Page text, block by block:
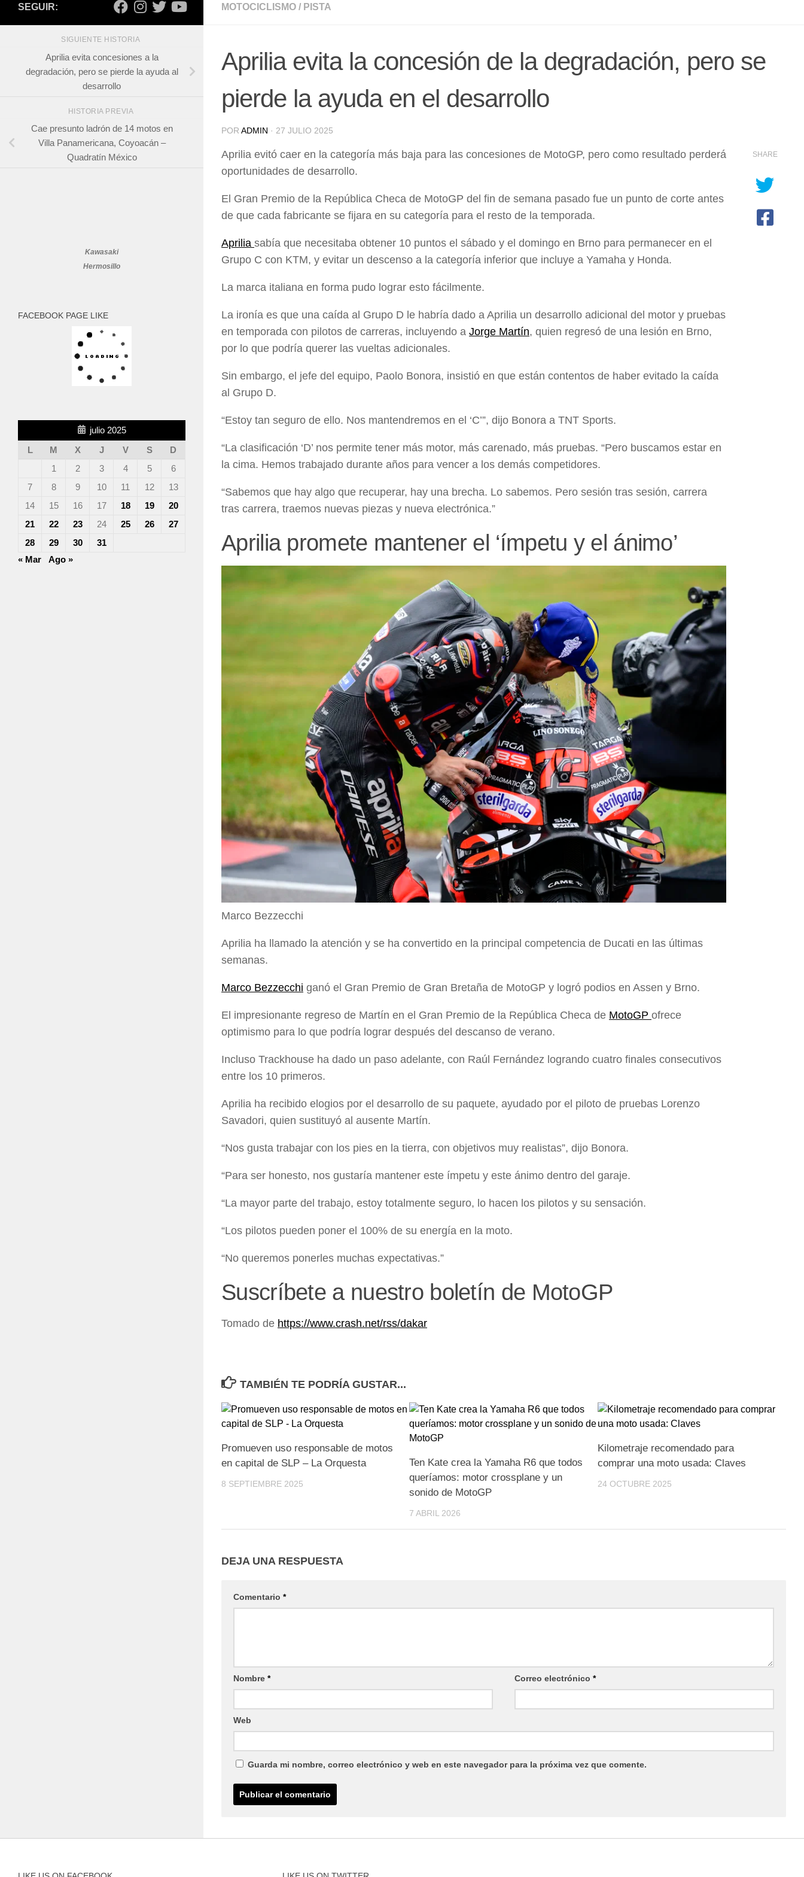
MOTOCICLISMO / PISTA
Aprilia evita la concesión de la degradación, pero se
pierde la ayuda en el desarrollo
POR ADMIN · 27 JULIO 2025
Aprilia evitó caer en la categoría más baja para las concesiones de MotoGP, pero como resultado perderá
oportunidades de desarrollo.
El Gran Premio de la República Checa de MotoGP del fin de semana pasado fue un punto de corte antes
de que cada fabricante se fijara en su categoría para el resto de la temporada.
Aprilia sabía que necesitaba obtener 10 puntos el sábado y el domingo en Brno para permanecer en el
Grupo C con KTM, y evitar un descenso a la categoría inferior que incluye a Yamaha y Honda.
La marca italiana en forma pudo lograr esto fácilmente.
La ironía es que una caída al Grupo D le habría dado a Aprilia un desarrollo adicional del motor y pruebas
en temporada con pilotos de carreras, incluyendo a Jorge Martín, quien regresó de una lesión en Brno,
por lo que podría querer las vueltas adicionales.
Sin embargo, el jefe del equipo, Paolo Bonora, insistió en que están contentos de haber evitado la caída
al Grupo D.
“Estoy tan seguro de ello. Nos mantendremos en el ‘C’”, dijo Bonora a TNT Sports.
“La clasificación ‘D’ nos permite tener más motor, más carenado, más pruebas. “Pero buscamos estar en
la cima. Hemos trabajado durante años para vencer a los demás competidores.
“Sabemos que hay algo que recuperar, hay una brecha. Lo sabemos. Pero sesión tras sesión, carrera
tras carrera, traemos nuevas piezas y nueva electrónica.”
Aprilia promete mantener el ‘ímpetu y el ánimo’
Marco Bezzecchi
Aprilia ha llamado la atención y se ha convertido en la principal competencia de Ducati en las últimas
semanas.
Marco Bezzecchi ganó el Gran Premio de Gran Bretaña de MotoGP y logró podios en Assen y Brno.
El impresionante regreso de Martín en el Gran Premio de la República Checa de MotoGP ofrece
optimismo para lo que podría lograr después del descanso de verano.
Incluso Trackhouse ha dado un paso adelante, con Raúl Fernández logrando cuatro finales consecutivos
entre los 10 primeros.
Aprilia ha recibido elogios por el desarrollo de su paquete, ayudado por el piloto de pruebas Lorenzo
Savadori, quien sustituyó al ausente Martín.
“Nos gusta trabajar con los pies en la tierra, con objetivos muy realistas”, dijo Bonora.
“Para ser honesto, nos gustaría mantener este ímpetu y este ánimo dentro del garaje.
“La mayor parte del trabajo, estoy totalmente seguro, lo hacen los pilotos y su sensación.
“Los pilotos pueden poner el 100% de su energía en la moto.
“No queremos ponerles muchas expectativas.”
Suscríbete a nuestro boletín de MotoGP
Tomado de https://www.crash.net/rss/dakar
SHARE
TAMBIÉN TE PODRÍA GUSTAR...
Promueven uso responsable de motos
en capital de SLP – La Orquesta
8 SEPTIEMBRE 2025
Ten Kate crea la Yamaha R6 que todos
queríamos: motor crossplane y un
sonido de MotoGP
7 ABRIL 2026
Kilometraje recomendado para
comprar una moto usada: Claves
24 OCTUBRE 2025
DEJA UNA RESPUESTA
Comentario *
Nombre * Correo electrónico*
Web
Guarda mi nombre, correo electrónico y web en este navegador para la próxima vez que comente.
SEGUIR:
SIGUIENTE HISTORIA
Aprilia evita concesiones a la
degradación, pero se pierde la ayuda al
desarrollo
HISTORIA PREVIA
Cae presunto ladrón de 14 motos en
Villa Panamericana, Coyoacán –
Quadratín México
Kawasaki
Hermosillo
FACEBOOK PAGE LIKE
julio 2025
L
M X J V S
D
1
2 3 4 5
6
7
8 9 10 11 12
13
14
15 16 17 18 19
20
21
22 23 24 25 26
27
28
29 30
31
« Mar
Ago »